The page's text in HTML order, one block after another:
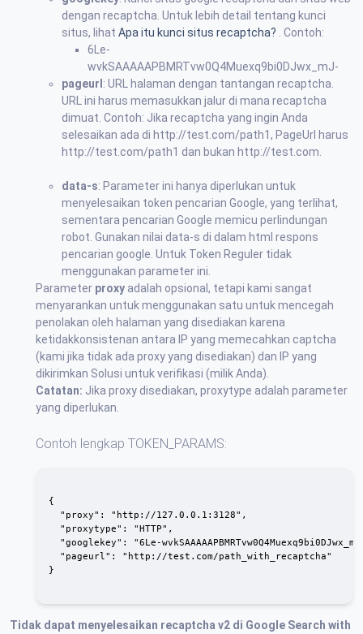
dengan recaptcha. Untuk lebih detail tentang kunci
situs, lihat Apa itu kunci situs recaptcha?
. Contoh:
6Le-
wvkSAAAAAPBMRTvw0Q4Muexq9bi0DJwx_mJ-
pageurl : URL halaman dengan tantangan recaptcha.
URL ini harus memasukkan jalur di mana recaptcha
dimuat. Contoh: Jika recaptcha yang ingin Anda
selesaikan ada di http://test.com/path1, PageUrl harus
http://test.com/path1 dan bukan http://test.com.
data-s: Parameter ini hanya diperlukan untuk
menyelesaikan token pencarian Google, yang terlihat,
sementara pencarian Google memicu perlindungan
robot. Gunakan nilai data-s di dalam html respons
pencarian google. Untuk Token Reguler tidak
menggunakan parameter ini.
Parameter proxy adalah opsional, tetapi kami sangat
menyarankan untuk menggunakan satu untuk mencegah
penolakan oleh halaman yang disediakan karena
ketidakkonsistenan antara IP yang memecahkan captcha
(kami jika tidak ada proxy yang disediakan) dan IP yang
dikirimkan Solusi untuk verifikasi (milik Anda).
Catatan: Jika proxy disediakan, proxytype adalah parameter
yang diperlukan.
Contoh lengkap TOKEN_PARAMS:
{
  "proxy": "http://127.0.0.1:3128",
  "proxytype": "HTTP",
"googlekey": "6Le-
  "pageurl": "http://test.com/path_with_recaptcha"
}
Tidak dapat menyelesaikan recaptcha v2 di Google Search with